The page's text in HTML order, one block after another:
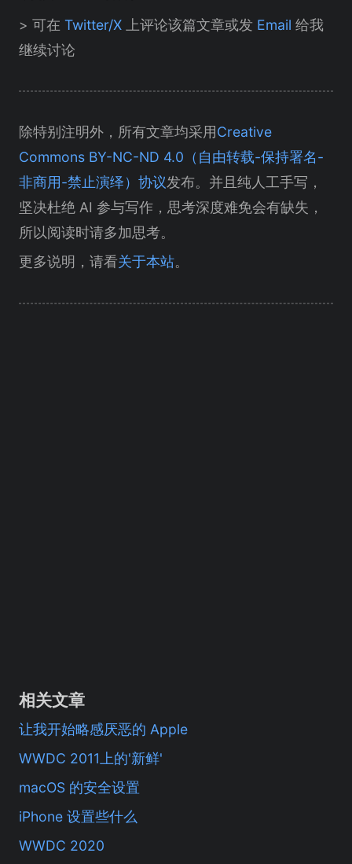
> 可在 Twitter/X 上评论该篇文章或发 Email 给我
继续讨论
除特别注明外，所有文章均采用Creative
Commons BY-NC-ND 4.0（自由转载-保持署名-
非商用-禁止演绎）协议发布。并且纯人工手写，
坚决杜绝 AI 参与写作，思考深度难免会有缺失，
所以阅读时请多加思考。
更多说明，请看关于本站。
相关文章
让我开始略感厌恶的 Apple
WWDC 2011上的'新鲜'
macOS 的安全设置
iPhone 设置些什么
WWDC 2020